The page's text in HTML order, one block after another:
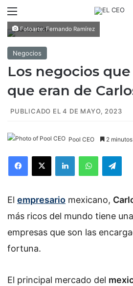
Fotoarte: Fernando Ramírez
Negocios
Los negocios
que eran de
PUBLICADO EL 4 DE MAYO, 2023
Pool CEO 2
El empresario mexicano,
más ricos del mundo tiene
empresas que son las
fortuna.
El principal mercado del